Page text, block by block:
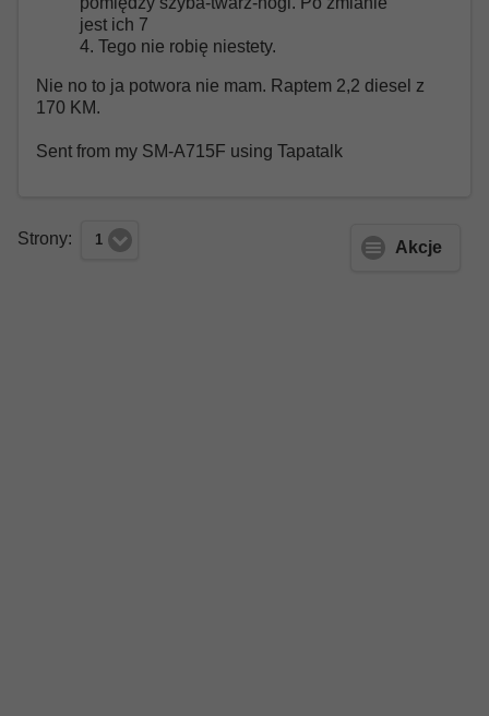
jest ich 7
4. Tego nie robię niestety.
Nie no to ja potwora nie mam. Raptem 2,2 diesel z
170 KM.
Sent from my SM-A715F using Tapatalk
Strony: 1 Akcje